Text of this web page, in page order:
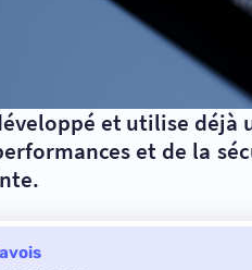
et utilise déjà
et de la